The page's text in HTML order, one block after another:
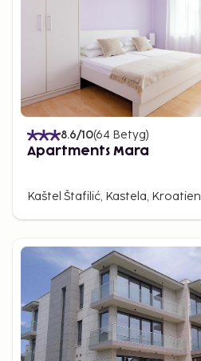
8.6/10(64 Betyg)
Apartments Mara
Kaštel Štafilić, Kastela, Kroatien